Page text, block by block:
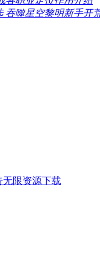
吞噬星空黎明新手开
无限资源下载